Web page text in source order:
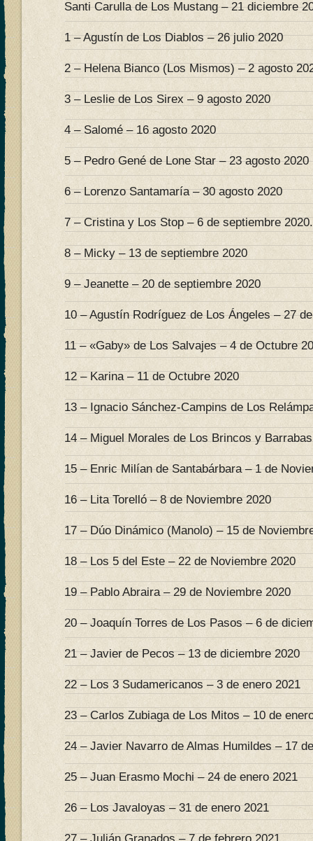
Santi Carulla de Los Mustang – 21 diciembre
1 – Agustín de Los Diablos – 26 julio 2020
2 – Helena Bianco (Los Mismos) – 2 agosto
3 – Leslie de Los Sirex – 9 agosto 2020
4 – Salomé – 16 agosto 2020
5 – Pedro Gené de Lone Star – 23 agosto 2020
6 – Lorenzo Santamaría – 30 agosto 2020
7 – Cristina y Los Stop – 6 de septiembre 2020.
8 – Micky – 13 de septiembre 2020
9 – Jeanette – 20 de septiembre 2020
10 – Agustín Rodríguez de Los Ángeles – 27
11 – «Gaby» de Los Salvajes – 4 de Octubre
12 – Karina – 11 de Octubre 2020
13 – Ignacio Sánchez-Campins de Los
14 – Miguel Morales de Los Brincos y
15 – Enric Milían de Santabárbara – 1 de
16 – Lita Torelló – 8 de Noviembre 2020
17 – Dúo Dinámico (Manolo) – 15 de
18 – Los 5 del Este – 22 de Noviembre 2020
19 – Pablo Abraira – 29 de Noviembre 2020
20 – Joaquín Torres de Los Pasos – 6 de
21 – Javier de Pecos – 13 de diciembre 2020
22 – Los 3 Sudamericanos – 3 de enero 2021
23 – Carlos Zubiaga de Los Mitos – 10 de
24 – Javier Navarro de Almas Humildes – 17
25 – Juan Erasmo Mochi – 24 de enero 2021
26 – Los Javaloyas – 31 de enero 2021